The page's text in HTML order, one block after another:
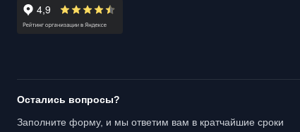
Остались вопросы?
Заполните форму, и мы ответим вам в кратчайшие сроки